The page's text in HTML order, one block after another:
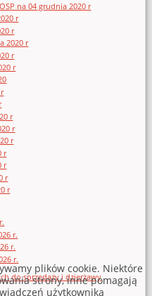
na 04 grudnia 2020 r
r
r
2020 r
r
r
r
r
r
r
r
r
r
r.
r.
r.
do sprzedaży i dzierżawy
plików cookie. Niektóre
strony, inne pomagają
użytkownika